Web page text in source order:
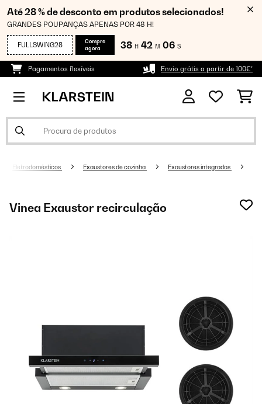
Até 28 % de desconto em produtos selecionados!
GRANDES POUPANÇAS APENAS POR 48 H!
FULLSWING28
Compre
agora
38 H 42 M 06 S
Pagamentos flexíveis Envio grátis a partir de 100€*
Eletrodomésticos Exaustores de cozinha Exaustores integrados
Vinea Exaustor recirculação